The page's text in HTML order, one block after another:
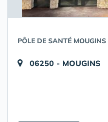
PÔLE DE SANTÉ MOUGINS
06250 - MOUGINS